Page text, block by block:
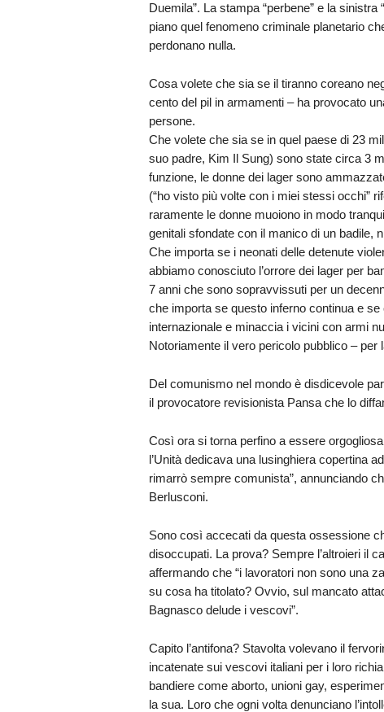
Duemila”. La stampa “perbene” e la
piano quel fenomeno criminale planetario
perdonano nulla.
Cosa volete che sia se il tiranno coreano
cento del pil in armamenti – ha provocato
persone.
Che volete che sia se in quel paese di 23
suo padre, Kim Il Sung) sono state circa 3
funzione, le donne dei lager sono
(“ho visto più volte con i miei stessi occhi”
raramente le donne muoiono in modo
genitali sfondate con il manico di un badile,
Che importa se i neonati delle detenute
abbiamo conosciuto l’orrore dei lager per
7 anni che sono sopravvissuti per un
che importa se questo inferno continua e
internazionale e minaccia i vicini con armi
Notoriamente il vero pericolo pubblico –
Del comunismo nel mondo è disdicevole
il provocatore revisionista Pansa che lo
Così ora si torna perfino a essere
l’Unità dedicava una lusinghiera copertina
rimarrò sempre comunista”, annunciando
Berlusconi.
Sono così accecati da questa ossessione
disoccupati. La prova? Sempre l’altroieri il
affermando che “i lavoratori non sono una
su cosa ha titolato? Ovvio, sul mancato
Bagnasco delude i vescovi”.
Capito l’antifona? Stavolta volevano il
incatenate sui vescovi italiani per i loro
bandiere come aborto, unioni gay,
la sua. Loro che ogni volta denunciano